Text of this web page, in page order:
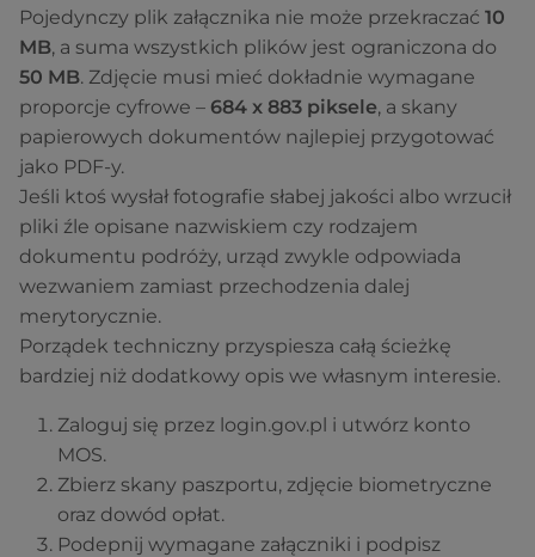
Pojedynczy plik załącznika nie może przekraczać 10
MB, a suma wszystkich plików jest ograniczona do
50 MB. Zdjęcie musi mieć dokładnie wymagane
proporcje cyfrowe – 684 x 883 piksele, a skany
papierowych dokumentów najlepiej przygotować
jako PDF-y.
Jeśli ktoś wysłał fotografie słabej jakości albo wrzucił
pliki źle opisane nazwiskiem czy rodzajem
dokumentu podróży, urząd zwykle odpowiada
wezwaniem zamiast przechodzenia dalej
merytorycznie.
Porządek techniczny przyspiesza całą ścieżkę
bardziej niż dodatkowy opis we własnym interesie.
Zaloguj się przez login.gov.pl i utwórz konto
MOS.
Zbierz skany paszportu, zdjęcie biometryczne
oraz dowód opłat.
Podepnij wymagane załączniki i podpisz